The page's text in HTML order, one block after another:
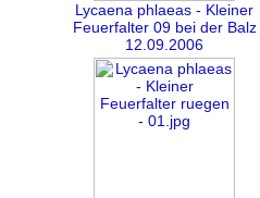
Lycaena phlaeas - Kleiner
Feuerfalter 09 bei der Balz
12.09.2006